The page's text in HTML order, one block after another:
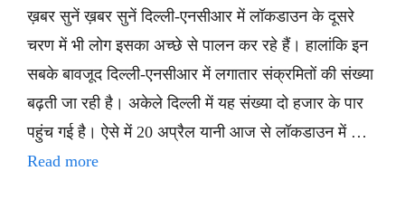
ख़बर सुनें ख़बर सुनें दिल्ली-एनसीआर में लॉकडाउन के दूसरे
चरण में भी लोग इसका अच्छे से पालन कर रहे हैं। हालांकि इन
सबके बावजूद दिल्ली-एनसीआर में लगातार संक्रमितों की संख्या
बढ़ती जा रही है। अकेले दिल्ली में यह संख्या दो हजार के पार
पहुंच गई है। ऐसे में 20 अप्रैल यानी आज से लॉकडाउन में …
Read more